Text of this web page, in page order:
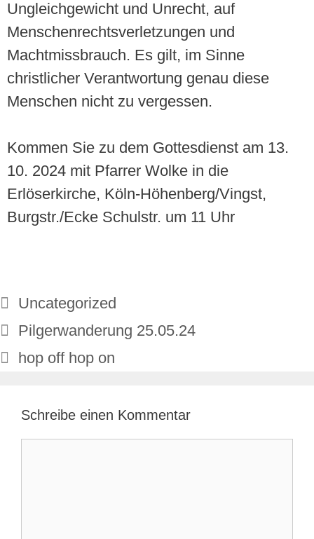
Ungleichgewicht und Unrecht, auf
Menschenrechtsverletzungen und
Machtmissbrauch. Es gilt, im Sinne
christlicher Verantwortung genau diese
Menschen nicht zu vergessen.
Kommen Sie zu dem Gottesdienst am 13.
10. 2024 mit Pfarrer Wolke in die
Erlöserkirche, Köln-Höhenberg/Vingst,
Burgstr./Ecke Schulstr. um 11 Uhr
Uncategorized
Pilgerwanderung 25.05.24
hop off hop on
Schreibe einen Kommentar